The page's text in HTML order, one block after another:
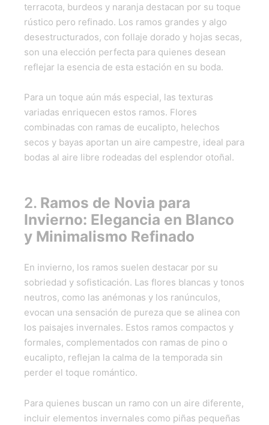
terracota, burdeos y naranja destacan por su toque
rústico pero refinado. Los ramos grandes y algo
desestructurados, con follaje dorado y hojas secas,
son una elección perfecta para quienes desean
reflejar la esencia de esta estación en su boda.
Para un toque aún más especial, las texturas
variadas enriquecen estos ramos. Flores
combinadas con ramas de eucalipto, helechos
secos y bayas aportan un aire campestre, ideal para
bodas al aire libre rodeadas del esplendor otoñal.
2. Ramos de Novia para
Invierno: Elegancia en Blanco
y Minimalismo Refinado
En invierno, los ramos suelen destacar por su
sobriedad y sofisticación. Las flores blancas y tonos
neutros, como las anémonas y los ranúnculos,
evocan una sensación de pureza que se alinea con
los paisajes invernales. Estos ramos compactos y
formales, complementados con ramas de pino o
eucalipto, reflejan la calma de la temporada sin
perder el toque romántico.
Para quienes buscan un ramo con un aire diferente,
incluir elementos invernales como piñas pequeñas